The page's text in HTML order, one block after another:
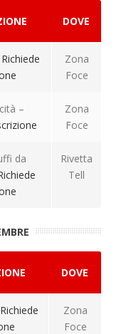
DOVE
Richiede
Zona
Foce
–
Zona
Foce
da
Rivetta
Tell
DOVE
Richiede
Zona
Foce